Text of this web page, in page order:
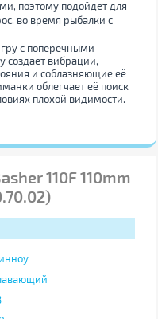
поэтому подойдёт для
во время рыбалки с
с поперечными
создаёт вибрации,
и соблазняющие её
облегчает её поиск
плохой видимости.
продолжительного
и 6 метров110F 110mm